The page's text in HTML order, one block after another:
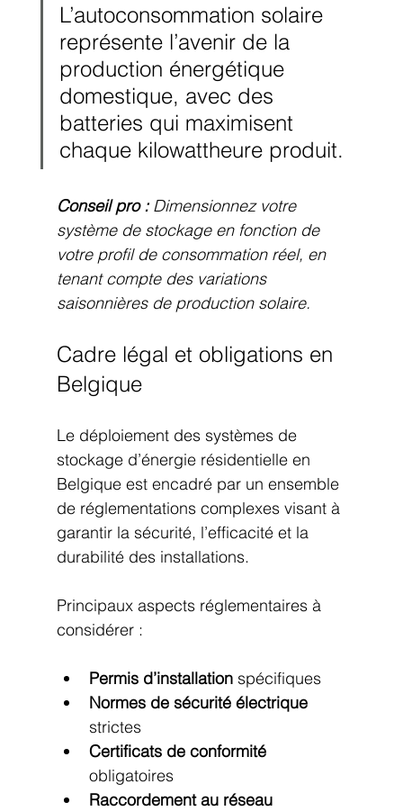
L’autoconsommation solaire
représente l’avenir de la
production énergétique
domestique, avec des
batteries qui maximisent
chaque kilowattheure produit.
Conseil pro : Dimensionnez votre
système de stockage en fonction de
votre profil de consommation réel, en
tenant compte des variations
saisonnières de production solaire.
Cadre légal et obligations en
Belgique
Le déploiement des systèmes de
stockage d’énergie résidentielle en
Belgique est encadré par un ensemble
de réglementations complexes visant à
garantir la sécurité, l’efficacité et la
durabilité des installations.
Principaux aspects réglementaires à
considérer :
Permis d’installation spécifiques
Normes de sécurité électrique
strictes
Certificats de conformité
obligatoires
Raccordement au réseau